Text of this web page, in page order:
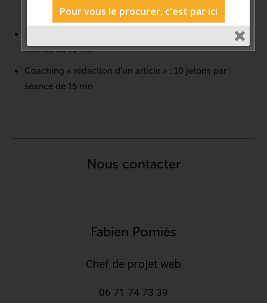
séance de 15 mn
Coaching « enregistrement de vidéos » : 10 jetons par
séance de 15 mn
Coaching « rédaction d’un article » : 10 jetons par
séance de 15 mn
Nous contacter
Fabien Pomiès
Chef de projet web
06 71 74 73 39
Pour vous le procurer, c'est par ici